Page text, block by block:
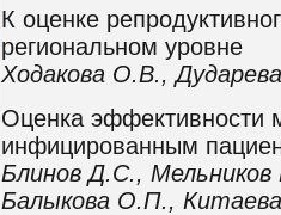
К оценке
региональном уровне
Ходакова О.В.,
Оценка
инфицированным
Блинов Д.С.,
Балыкова О.П.,